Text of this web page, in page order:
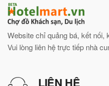
Website chỉ quảng bá, kết nối,
Vui lòng liên hệ trực tiếp nhà
LIÊN HỆ